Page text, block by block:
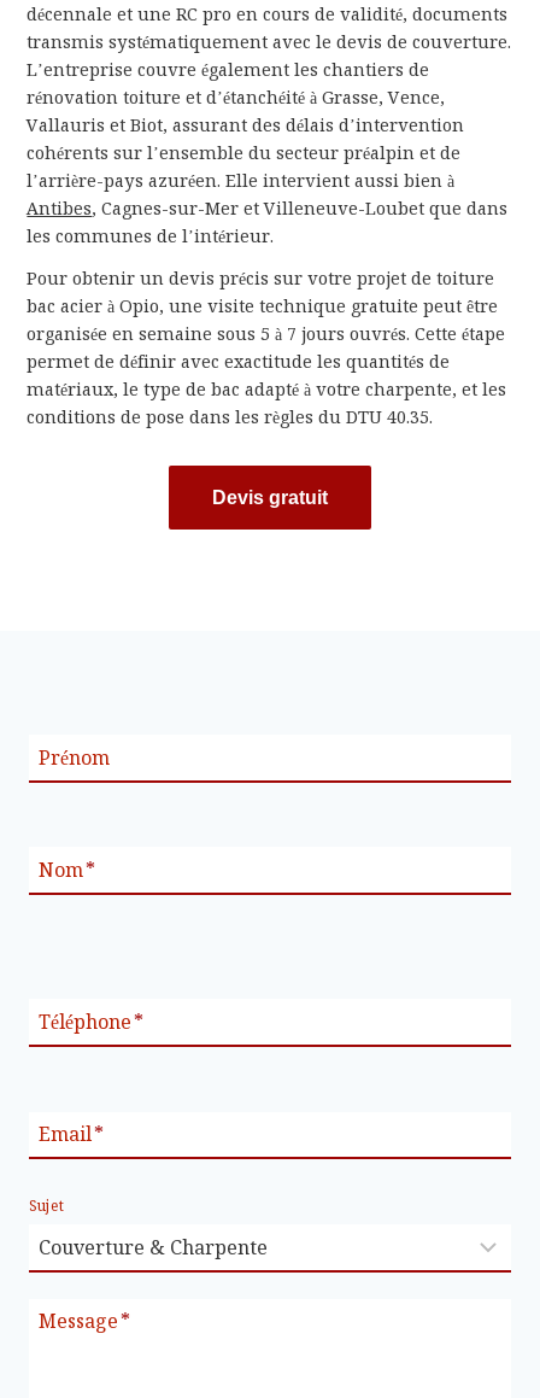
décennale et une RC pro en cours de validité, documents
transmis systématiquement avec le devis de couverture.
L’entreprise couvre également les chantiers de
rénovation toiture et d’étanchéité à Grasse, Vence,
Vallauris et Biot, assurant des délais d’intervention
cohérents sur l’ensemble du secteur préalpin et de
l’arrière-pays azuréen. Elle intervient aussi bien à
Antibes, Cagnes-sur-Mer et Villeneuve-Loubet que dans
les communes de l’intérieur.
Pour obtenir un devis précis sur votre projet de toiture
bac acier à Opio, une visite technique gratuite peut être
organisée en semaine sous 5 à 7 jours ouvrés. Cette étape
permet de définir avec exactitude les quantités de
matériaux, le type de bac adapté à votre charpente, et les
conditions de pose dans les règles du DTU 40.35.
Devis gratuit
Prénom
Nom *
Téléphone *
Email*
Sujet
Message *